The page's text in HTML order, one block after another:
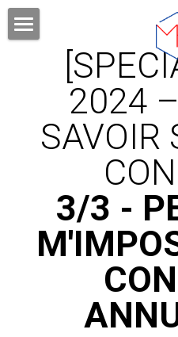
DOMAINES DE
VOTRE AVOCAT
HONORAIRES
PUBLICATIONS
FORMATIONS
Rechercher
2024
SAVOIR
3/3 -